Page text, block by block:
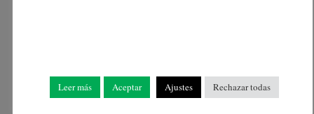
junio 2024Leer más Aceptar Ajustes Rechazar todas